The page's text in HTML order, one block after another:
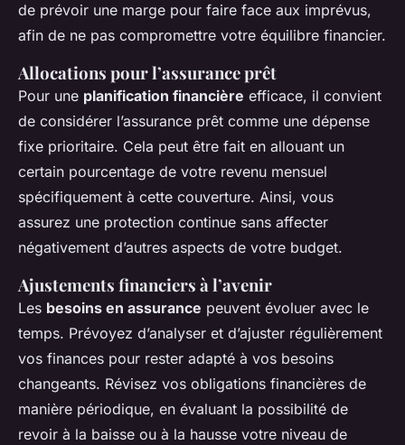
de prévoir une marge pour faire face aux imprévus,
afin de ne pas compromettre votre équilibre financier.
Allocations pour l’assurance prêt
Pour une planification financière efficace, il convient
de considérer l’assurance prêt comme une dépense
fixe prioritaire. Cela peut être fait en allouant un
certain pourcentage de votre revenu mensuel
spécifiquement à cette couverture. Ainsi, vous
assurez une protection continue sans affecter
négativement d’autres aspects de votre budget.
Ajustements financiers à l’avenir
Les besoins en assurance peuvent évoluer avec le
temps. Prévoyez d’analyser et d’ajuster régulièrement
vos finances pour rester adapté à vos besoins
changeants. Révisez vos obligations financières de
manière périodique, en évaluant la possibilité de
revoir à la baisse ou à la hausse votre niveau de